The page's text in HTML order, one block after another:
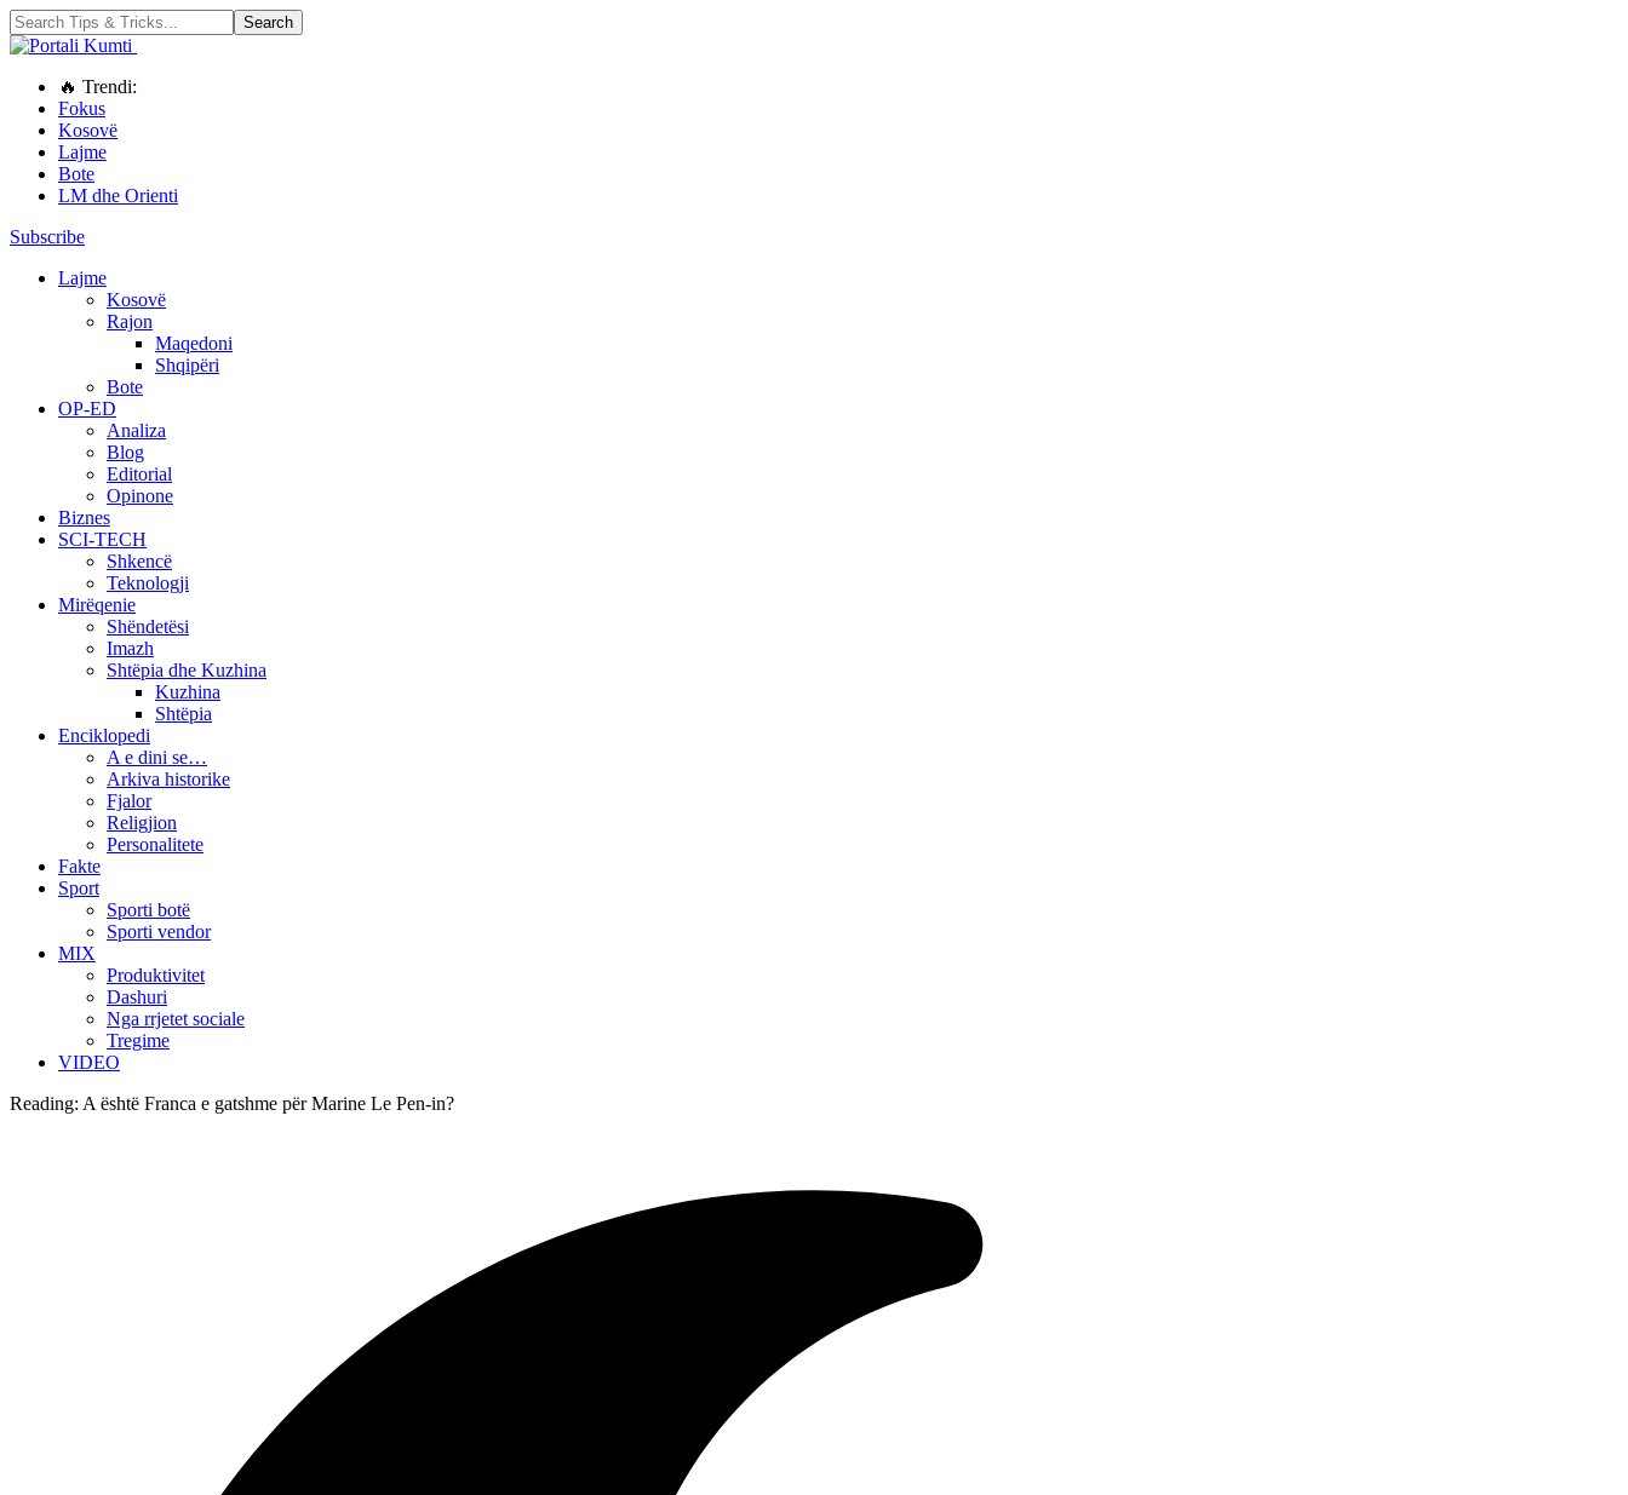
🔥 Trendi:
Fokus
Kosovë
Lajme
Bote
LM dhe Orienti
Subscribe
Lajme
Kosovë
Rajon
Maqedoni
Shqipëri
Bote
OP-ED
Analiza
Blog
Editorial
Opinone
Biznes
SCI-TECH
Shkencë
Teknologji
Mirëqenie
Shëndetësi
Imazh
Shtëpia dhe Kuzhina
Kuzhina
Shtëpia
Enciklopedi
A e dini se…
Arkiva historike
Fjalor
Religjion
Personalitete
Fakte
Sport
Sporti botë
Sporti vendor
MIX
Produktivitet
Dashuri
Nga rrjetet sociale
Tregime
VIDEO
Reading: A është Franca e gatshme për Marine Le Pen-in?